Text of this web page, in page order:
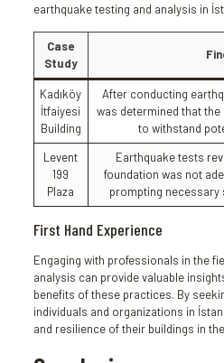
earthquake testing and analysis in
Case
Study
Kadıköy
İtfaiyesi
Building
After conducting
was determined that
to withstand
Levent
199
Plaza
Earthquake tests
foundation was not
prompting
First Hand Experience
Engaging with professionals in the
analysis can provide valuable
benefits of these practices. By
individuals and organizations in
and resilience of their buildings in